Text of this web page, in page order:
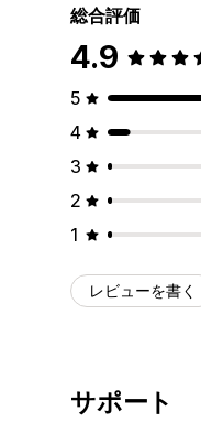
総合評価
4.9
5
4
3
2
1
レビューを書く
サポート